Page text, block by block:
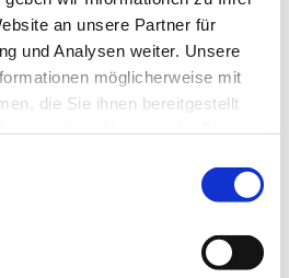
an unsere Partner für
und Analysen weiter. Unsere
möglicherweise mit
die Sie ihnen bereitgestellt
/ 72 14 02 57
steinhagen.de